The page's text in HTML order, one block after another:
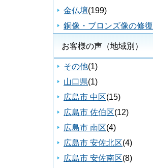
金仏壇(199)
銅像・ブロンズ像の修復
お客様の声（地域別）
その他(1)
山口県(1)
広島市 中区(15)
広島市 佐伯区(12)
広島市 南区(4)
広島市 安佐北区(4)
広島市 安佐南区(8)